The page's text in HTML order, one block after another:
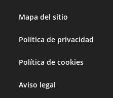
Mapa del sitio
Política de privacidad
Política de cookies
Aviso legal